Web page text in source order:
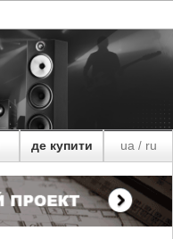
де купити ua/ ru